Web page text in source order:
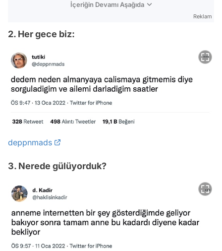
İçeriğin Devamı Aşağıda
Reklam
2. Her gece biz:
deppnmads
3. Nerede gülüyorduk?